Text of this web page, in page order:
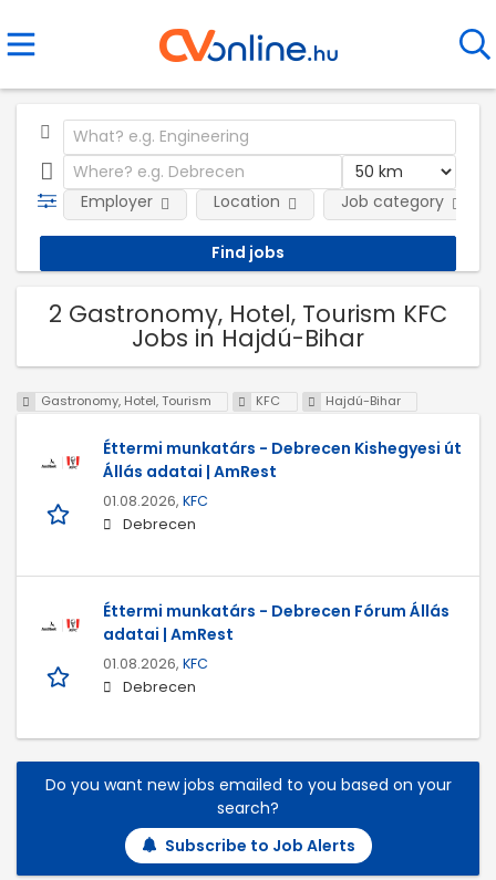
Employer Location Job category
2 Gastronomy, Hotel, Tourism KFC
Jobs in Hajdú-Bihar
Gastronomy, Hotel, Tourism KFC Hajdú-Bihar
Éttermi munkatárs - Debrecen Kishegyesi út
Állás adatai | AmRest
01.08.2026, KFC
Debrecen
Éttermi munkatárs - Debrecen Fórum Állás
adatai | AmRest
01.08.2026, KFC
Debrecen
Do you want new jobs emailed to you based on your
search?
Subscribe to Job Alerts